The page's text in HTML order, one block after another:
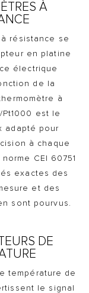
À
résistance se
en platine
électrique
de la
à
Pt1000 est le
adapté pour
à chaque
CEI 60751
exactes des
et des
sont pourvus.
DE
température de
le signal